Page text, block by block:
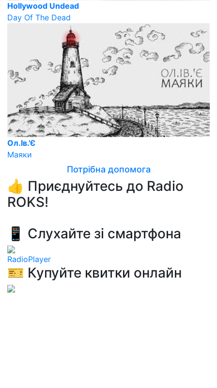
Hollywood Undead
Day Of The Dead
Ол.Ів.'Є
Маяки
Потрібна допомога
👍 Приєднуйтесь до Radio
ROKS!
📱 Слухайте зі смартфона
RadioPlayer
🎫 Купуйте квитки онлайн